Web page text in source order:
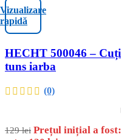
Vizualizare
rapidă
HECHT 500046 –
tuns iarba
(0)
129lei Prețul inițial a